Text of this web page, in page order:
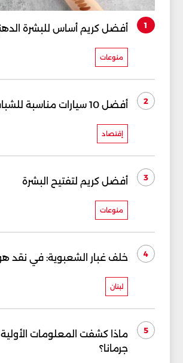
1 أفضل كريم أساس للبشرة
منوعات
2 أفضل 10 سيارات مناسبة للشباب
إقتصاد
3 أفضل كريم لتفتيح البشرة
منوعات
4 خلف غبار الشعبوية: في نقد
لبنان
5
ماذا كشفت المعلومات
جرمانا؟